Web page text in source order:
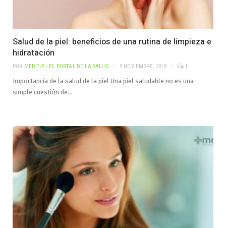
Salud de la piel: beneficios de una rutina de limpieza e
hidratación
POR MEDITIP - EL PORTAL DE LA SALUD 9 NOVIEMBRE, 2018 1
Importancia de la salud de la piel Una piel saludable no es una
simple cuestión de…